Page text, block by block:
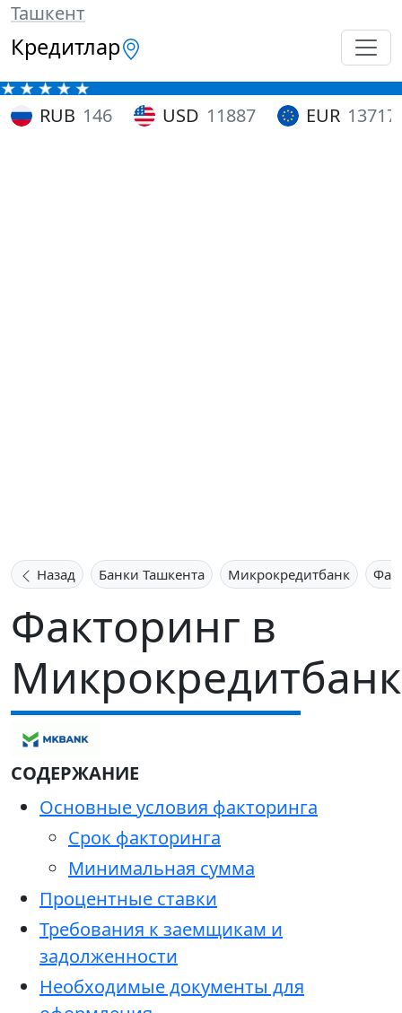
Ташкент
Кредитлар
RUB 146 USD 11887 EUR 13717
Назад Банки Ташкента Микрокредитбанк
Факторинг в
СОДЕРЖАНИЕ
Основные условия факторинга
Срок факторинга
Минимальная сумма
Процентные ставки
Требования к заемщикам и
задолженности
Необходимые документы для